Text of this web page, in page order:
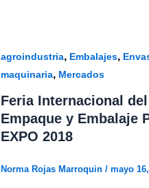
agroindustria, Embalajes,
maquinaria, Mercados
Feria Internacional
Empaque y Embalaje
EXPO 2018
Norma Rojas Marroquin / mayo